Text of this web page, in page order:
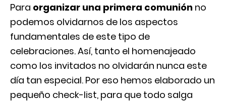
Para organizar una primera comunión no
podemos olvidarnos de los aspectos
fundamentales de este tipo de
celebraciones. Así, tanto el homenajeado
como los invitados no olvidarán nunca este
día tan especial. Por eso hemos elaborado un
pequeño check-list, para que todo salga